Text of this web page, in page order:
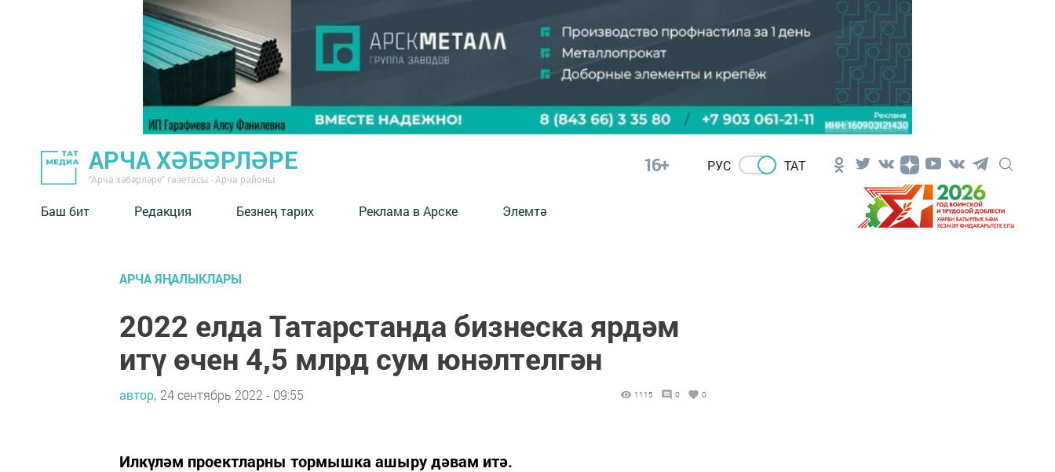
АРЧА ХӘБӘРЛӘРЕ
"Арча хәбәрләре" газетасы - Арча районы
16+ РУС ТАТ
Баш бит Редакция Безнең тарих Реклама в Арске Элемтә
АРЧА ЯҢАЛЫКЛАРЫ
2022 елда Татарстанда бизнеска ярдәм
итү өчен 4,5 млрд сум юнәлтелгән
автор, 24 сентябрь 2022 - 09:55 1115 0 0
Илкүләм проектларны тормышка ашыру дәвам итә.